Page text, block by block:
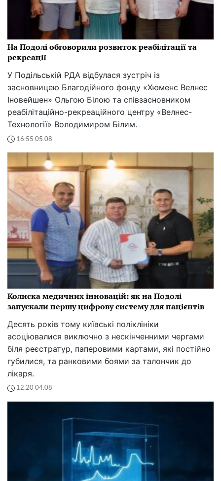
На Подолі обговорили розвиток реабілітації та
рекреації
У Подільській РДА відбулася зустріч із
засновницею Благодійного фонду «Хюменс Велнес
Іновейшен» Ольгою Білою та співзасновником
реабілітаційно-рекреаційного центру «Велнес-
Технології» Володимиром Білим.
16:55 05.08
Колиска медичних інновацій: як на Подолі
запускали першу цифрову систему для пацієнтів
Десять років тому київські поліклініки
асоціювалися виключно з нескінченними чергами
біля реєстратур, паперовими картами, які постійно
губилися, та ранковими боями за талончик до
лікаря.
12:20 04.08